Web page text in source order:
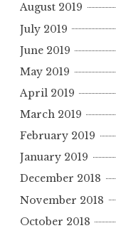
August 2019
July 2019
June 2019
May 2019
April 2019
March 2019
February 2019
January 2019
December 2018
November 2018
October 2018